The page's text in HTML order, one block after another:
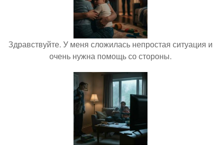
Здравствуйте. У меня сложилась непростая ситуация и
очень нужна помощь со стороны.